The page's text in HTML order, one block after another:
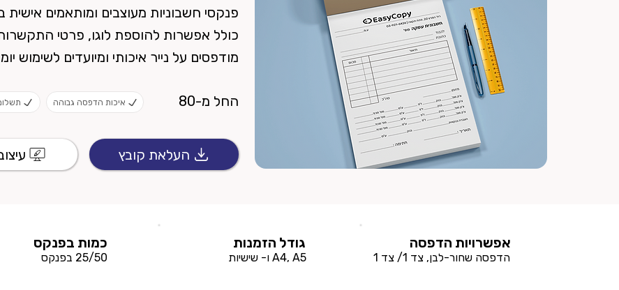
פנקסי חשבוניות מעוצבים ומותאמים
כולל אפשרות להוספת לוגו, פרטי
מודפסים על נייר איכותי ומיועדים לשימוש
איכות הדפסה גבוהה החל מ-80
העלאת קובץ
25/50 בפנקס
כמות בפנקס
A4, A5 ו- שישיות
גודל הזמנות
הדפסה שחור-לבן, צד 1/ צד 1
אפשרויות הדפסה